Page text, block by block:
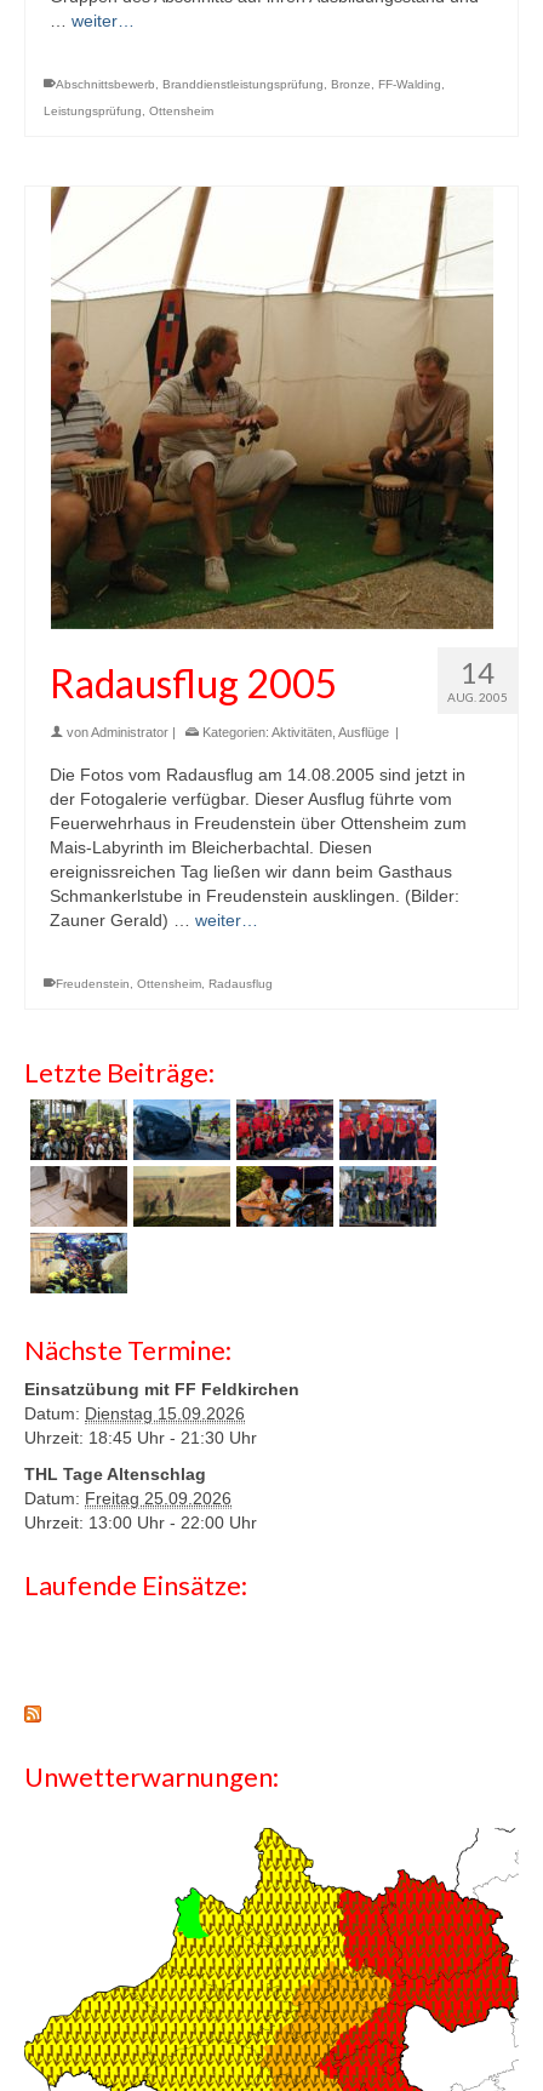
weiter…
Abschnittsbewerb Branddienstleistungsprüfung Bronze FF-Walding
Leistungsprüfung
Ottensheim
14
AUG. 2005
Radausflug 2005
vonAdministrator | Kategorien: Aktivitäten Ausflüge |
Die Fotos vom Radausflug am 14.08.2005 sind jetzt in
der Fotogalerie verfügbar. Dieser Ausflug führte vom
Feuerwehrhaus in Freudenstein über Ottensheim zum
Mais-Labyrinth im Bleicherbachtal. Diesen
ereignissreichen Tag ließen wir dann beim Gasthaus
Schmankerlstube in Freudenstein ausklingen. (Bilder:
Zauner Gerald) … weiter…
Freudenstein Ottensheim Radausflug
Letzte Beiträge:
Nächste Termine:
Einsatzübung mit FF Feldkirchen
Datum: Dienstag 15.09.2026
Uhrzeit: 18:45 Uhr - 21:30 Uhr
THL Tage Altenschlag
Datum: Freitag 25.09.2026
Uhrzeit: 13:00 Uhr - 22:00 Uhr
Laufende Einsätze:
Unwetterwarnungen: